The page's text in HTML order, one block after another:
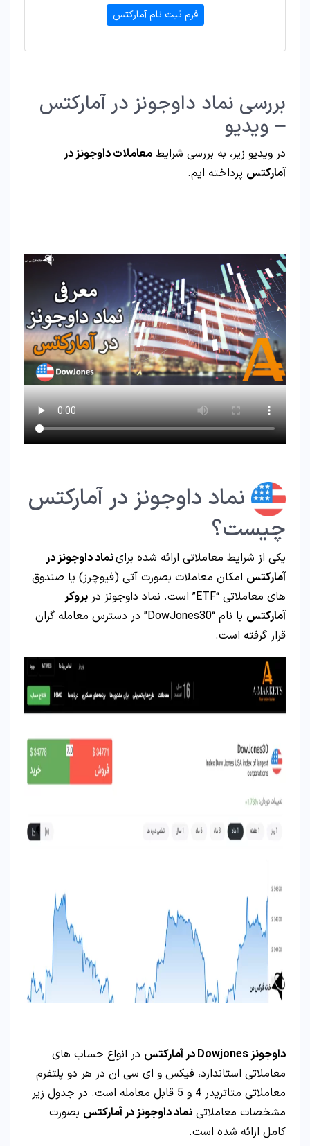
فرم ثبت نام آمارکتس
بررسی نماد داوجونز در آمارکتس
– ویدیو
در ویدیو زیر، به بررسی شرایط معاملات داوجونز در
آمارکتس پرداخته ایم.
نماد داوجونز در آمارکتس
چیست؟
یکی از شرایط معاملاتی ارائه شده براینماد داوجونز در
آمارکتس امکان معاملات بصورت آتی (فیوچرز) یا صندوق
های معاملاتی “ETF” است. نماد داوجونز در
بروکر
آمارکتس
با نام “DowJones30” در دسترس معامله گران
قرار گرفته است.
داوجونز Dowjones در آمارکتس
در انواع حساب های
معاملاتی استاندارد، فیکس و ای سی ان در هر دو پلتفرم
معاملاتی متاتریدر 4 و 5 قابل معامله است. در جدول زیر
مشخصات معاملاتی نماد داوجونز در آمارکتس بصورت
کامل ارائه شده است.